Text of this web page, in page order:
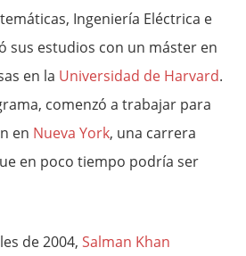
Ingeniería Eléctrica e
sus estudios con un máster en
en la Universidad de Harvard.
comenzó a trabajar para
en Nueva York, una carrera
en poco tiempo podría ser
de 2004,Salman Khan